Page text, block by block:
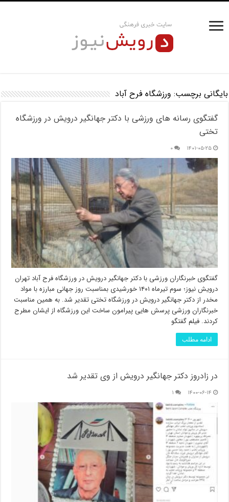
بایگانی برچسب: ورزشگاه فرح آباد
گفتگوی رسانه های ورزشی با دکتر جهانگیر درویش در ورزشگاه
تختی
۱۴۰۱-۰۵-۲۵ ۰
گفتگوی خبرنگاران ورزشی با دکتر جهانگیر درویش در ورزشگاه فرح آباد تهران
درویش نیوز؛ سوم تیرماه ۱۴۰۱ خورشیدی بمناسبت روز جهانی مبارزه با مواد
مخدر از دکتر جهانگیر درویش در ورزشگاه تختی تقدیر شد. به همین مناسبت
خبرنگاران ورزشی پرسش هایی پیرامون ساخت این ورزشگاه از ایشان مطرح
کردند. فیلم گفتگو
ادامه مطلب
در زادروز دکتر جهانگیر درویش از وی تقدیر شد
۱۴۰۰-۰۶-۱۴ ۱